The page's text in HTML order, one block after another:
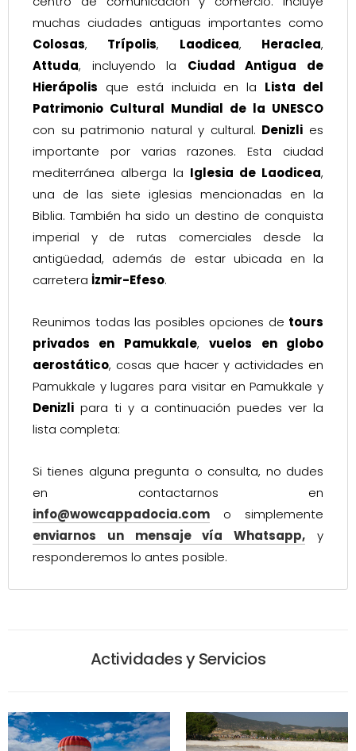
muchas ciudades antiguas importantes como
Colosas, Trípolis, Laodicea, Heraclea,
Attuda, incluyendo la Ciudad Antigua de
Hierápolis que está incluida en la Lista del
Patrimonio Cultural Mundial de la UNESCO
con su patrimonio natural y cultural. Denizli es
importante por varias razones. Esta ciudad
mediterránea alberga la Iglesia de Laodicea,
una de las siete iglesias mencionadas en la
Biblia. También ha sido un destino de conquista
imperial y de rutas comerciales desde la
antigüedad, además de estar ubicada en la
carretera İzmir-Efeso.
Reunimos todas las posibles opciones de tours
privados en Pamukkale,vuelos en globo
aerostático, cosas que hacer y actividades en
Pamukkale y lugares para visitar en Pamukkale y
Denizli para ti y a continuación puedes ver la
lista completa:
Si tienes alguna pregunta o consulta, no dudes
en contactarnos en
info@wowcappadocia.com o simplemente
enviarnos un mensaje vía Whatsapp, y
responderemos lo antes posible.
Actividades y Servicios